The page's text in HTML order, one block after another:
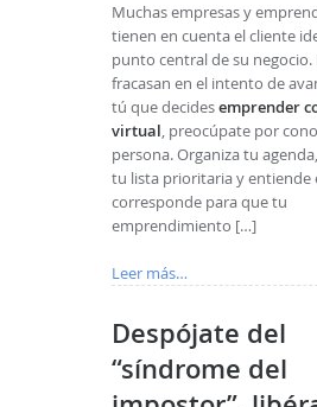
Muchas empresas y
tienen en cuenta el cliente
punto central de su negocio.
fracasan en el intento de
tú que decidesemprender
virtual, preocúpate por
persona. Organiza tu
tu lista prioritaria y entiende
corresponde para que tu
emprendimiento […]
Leer más…
Despójate del
“síndrome del